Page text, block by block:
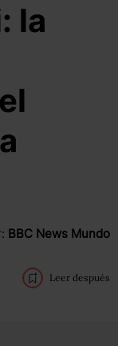
la
BBC News Mundo
Leer después